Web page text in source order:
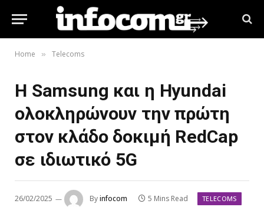
Home » Telecoms
Η Samsung και η Hyundai
ολοκληρώνουν την πρώτη
στον κλάδο δοκιμή RedCap
σε ιδιωτικό 5G
26/02/2025 Byinfocom 5 Mins Read TELECOMS